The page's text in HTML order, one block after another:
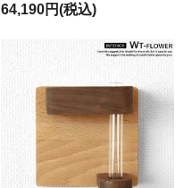
64,190円(税込)